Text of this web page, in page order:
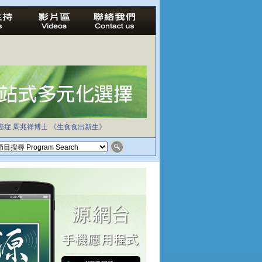
症 周兆祥博士 《生食食出新生》